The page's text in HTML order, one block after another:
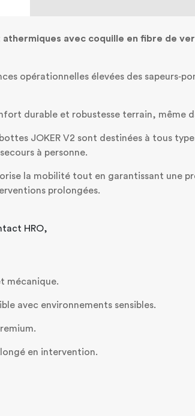
avec coquille en fibre de
opérationnelles élevées des
durable et robustesse terrain, même
JOKER V2 sont destinées à tous
à personne.
la mobilité tout en garantissant une
prolongées.
HRO,
mécanique.
avec environnements sensibles.
en intervention.